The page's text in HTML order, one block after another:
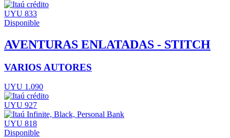
UYU 833
Disponible
AVENTURAS ENLATADAS - STITCH
VARIOS AUTORES
UYU 1.090
UYU 927
UYU 818
Disponible